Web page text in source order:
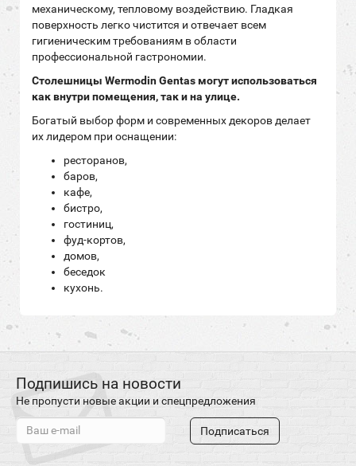
механическому, тепловому воздействию. Гладкая
поверхность легко чистится и отвечает всем
гигиеническим требованиям в области
профессиональной гастрономии.
Столешницы Wermodin Gentasмогут использоваться
как внутри помещения, так и на улице.
Богатый выбор форм и современных декоров делает
их лидером при оснащении:
ресторанов,
баров,
кафе,
бистро,
гостиниц,
фуд-кортов,
домов,
беседок
кухонь.
Подпишись на новости
Не пропусти новые акции и спецпредложения
Подписаться